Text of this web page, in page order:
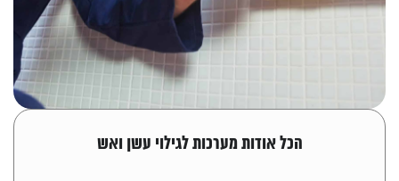
הכל אודות מערכות לגילוי עשן ואש